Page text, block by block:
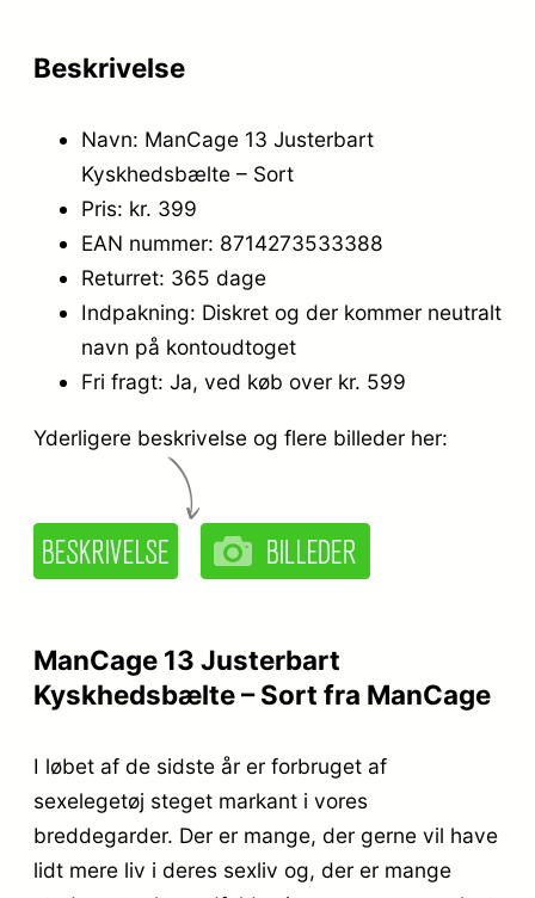
Beskrivelse
Navn: ManCage 13 Justerbart
Kyskhedsbælte – Sort
Pris: kr. 399
EAN nummer: 8714273533388
Returret: 365 dage
Indpakning: Diskret og der kommer neutralt
navn på kontoudtoget
Fri fragt: Ja, ved køb over kr. 599
Yderligere beskrivelse og flere billeder her:
ManCage 13 Justerbart
Kyskhedsbælte – Sort fra ManCage
I løbet af de sidste år er forbruget af
sexelegetøj steget markant i vores
breddegarder. Der er mange, der gerne vil have
lidt mere liv i deres sexliv og, der er mange